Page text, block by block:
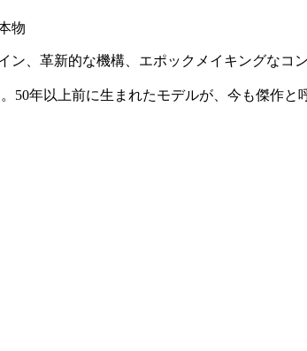
、革新的な機構、エポックメイキングなコ
年以上前に生まれたモデルが、今も傑作と